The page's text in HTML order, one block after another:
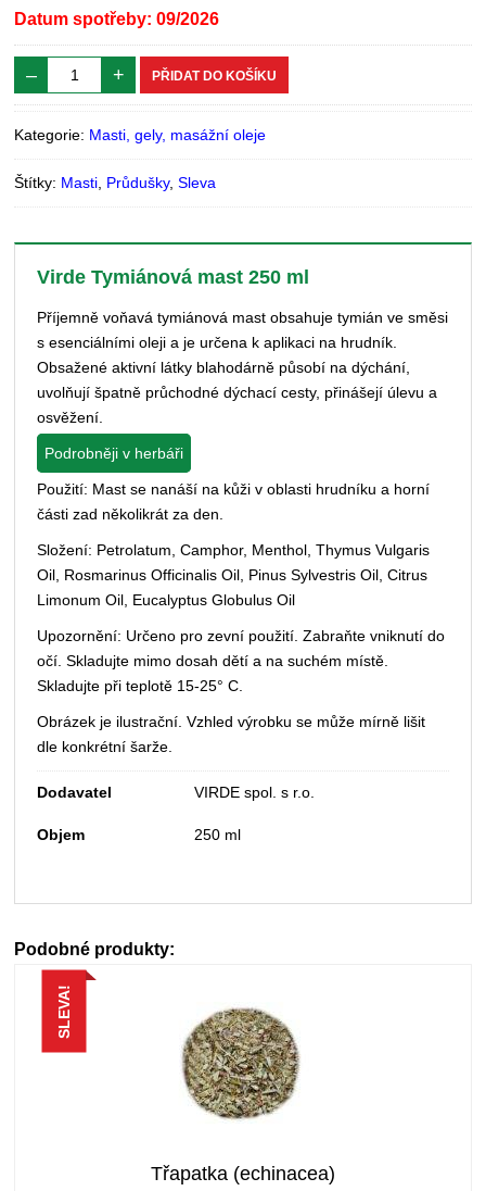
Datum spotřeby: 09/2026
– + PŘIDAT DO KOŠÍKU
Kategorie: Masti, gely, masážní oleje
Štítky: Masti Průdušky, Sleva
Virde Tymiánová mast 250 ml
Příjemně voňavá tymiánová mast obsahuje tymián ve směsi
s esenciálními oleji a je určena k aplikaci na hrudník.
Obsažené aktivní látky blahodárně působí na dýchání,
uvolňují špatně průchodné dýchací cesty, přinášejí úlevu a
osvěžení.
Podrobněji v herbáři
Použití: Mast se nanáší na kůži v oblasti hrudníku a horní
části zad několikrát za den.
Složení: Petrolatum, Camphor, Menthol, Thymus Vulgaris
Oil, Rosmarinus Officinalis Oil, Pinus Sylvestris Oil, Citrus
Limonum Oil, Eucalyptus Globulus Oil
Upozornění: Určeno pro zevní použití. Zabraňte vniknutí do
očí. Skladujte mimo dosah dětí a na suchém místě.
Skladujte při teplotě 15-25° C.
Obrázek je ilustrační. Vzhled výrobku se může mírně lišit
dle konkrétní šarže.
Dodavatel VIRDE spol. s r.o.
Objem 250 ml
Podobné produkty:
SLEVA!
Třapatka (echinacea)